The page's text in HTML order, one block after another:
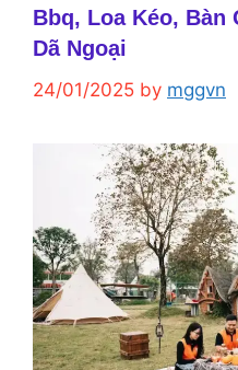
Bbq, Loa Kéo, Bàn
Dã Ngoại
24/01/2025 by mggvn